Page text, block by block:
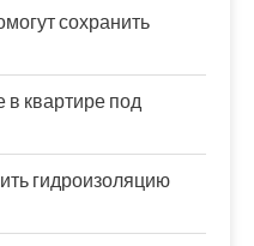
сохранить
в квартире под
гидроизоляцию